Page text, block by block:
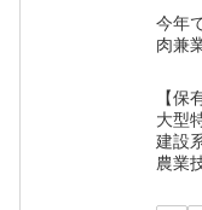
今年
肉兼
【保
大型
建設
農業